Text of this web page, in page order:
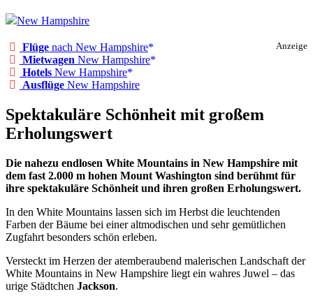
New Hampshire
Anzeige
Flüge nach New Hampshire
Mietwagen New Hampshire
Hotels New Hampshire
Ausflüge New Hampshire
Spektakuläre Schönheit mit großem
Erholungswert
Die nahezu endlosen White Mountains in New Hampshire mit
dem fast 2.000 m hohen Mount Washington sind berühmt für
ihre spektakuläre Schönheit und ihren großen Erholungswert.
In den White Mountains lassen sich im Herbst die leuchtenden
Farben der Bäume bei einer altmodischen und sehr gemütlichen
Zugfahrt besonders schön erleben.
Versteckt im Herzen der atemberaubend malerischen Landschaft der
White Mountains in New Hampshire liegt ein wahres Juwel – das
urige Städtchen Jackson.